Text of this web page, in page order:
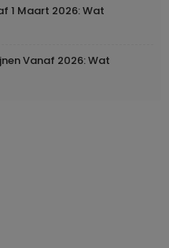
1 Maart 2026: Wat
Vanaf 2026: Wat